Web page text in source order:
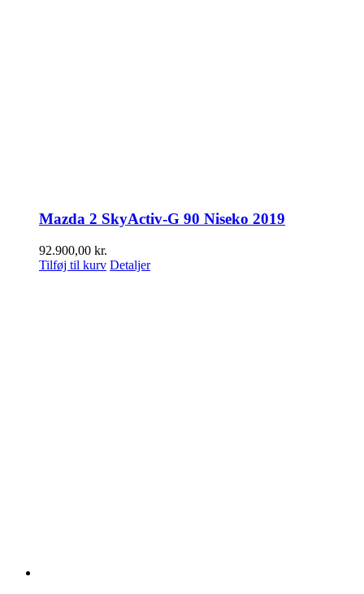
Mazda 2 SkyActiv-G 90 Niseko 2019
92.900,00 kr.
Tilføj til kurv Detaljer